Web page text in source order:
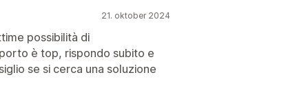
21. oktober 2024
possibilità di
è top, rispondo subito e
se si cerca una soluzione